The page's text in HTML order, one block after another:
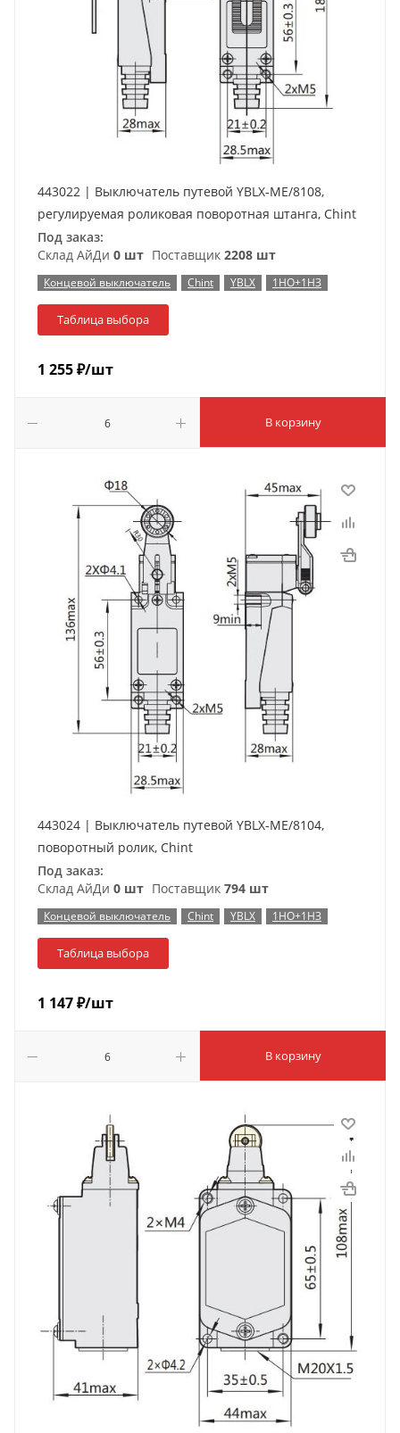
443022 | Выключатель путевой YBLX-ME/8108,
регулируемая роликовая поворотная штанга, Chint
Под заказ:
Склад АйДи 0 шт Поставщик 2208 шт
Концевой выключатель Chint YBLX 1НО+1НЗ
Таблица выбора
1 255₽/шт
В корзину
443024 | Выключатель путевой YBLX-ME/8104,
поворотный ролик, Chint
Под заказ:
Склад АйДи 0 шт Поставщик 794 шт
Концевой выключатель Chint YBLX 1НО+1НЗ
Таблица выбора
1 147₽/шт
В корзину